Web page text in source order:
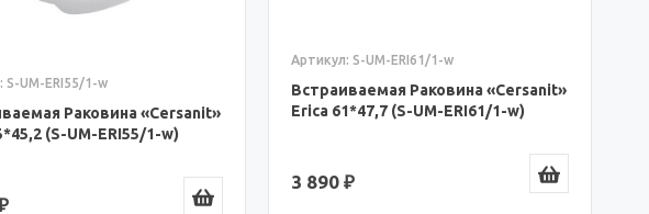
Раковина «Cersanit»
(S-UM-ERI61/1-w)